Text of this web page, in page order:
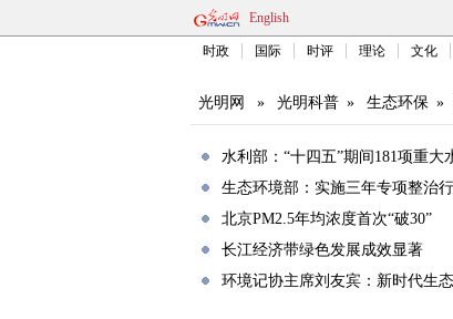
English
时政 国际 时评 理论 文化
光明网 » 光明科普 » 生态环保 »
水利部：“十四五”期间181项重大
生态环境部：实施三年专项整治
北京PM2.5年均浓度首次“破30”
长江经济带绿色发展成效显著
环境记协主席刘友宾：新时代生